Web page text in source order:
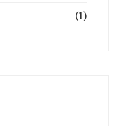
(1)